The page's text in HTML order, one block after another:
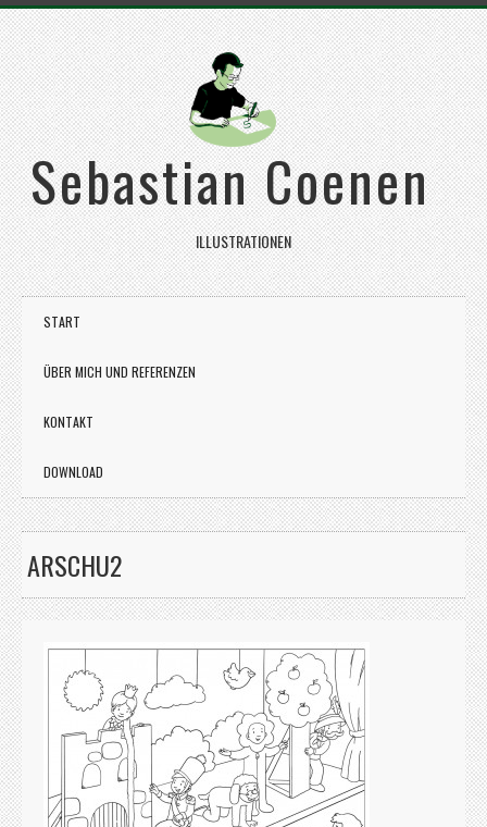
Sebastian Coenen
ILLUSTRATIONEN
START
ÜBER MICH UND REFERENZEN
KONTAKT
DOWNLOAD
ARSCHU2